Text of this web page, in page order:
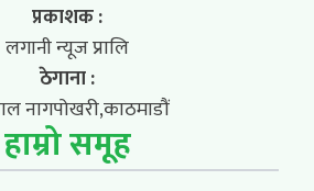
प्रकाशक :
लगानी न्यूज प्रालि
ठेगाना :
नागपोखरी,काठमाडौं
हाम्रो समूह